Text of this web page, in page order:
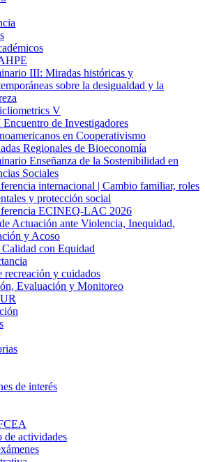
III: Miradas históricas y
sobre la desigualdad y la
V
de Investigadores
en Cooperativismo
Regionales de Bioeconomía
Enseñanza de la Sostenibilidad en
Sociales
internacional | Cambio familiar, roles
y protección social
ECINEQ-LAC 2026
Actuación ante Violencia, Inequidad,
y Acoso
con Equidad
recreación y cuidados
Evaluación y Monitoreo
de interés
de actividades